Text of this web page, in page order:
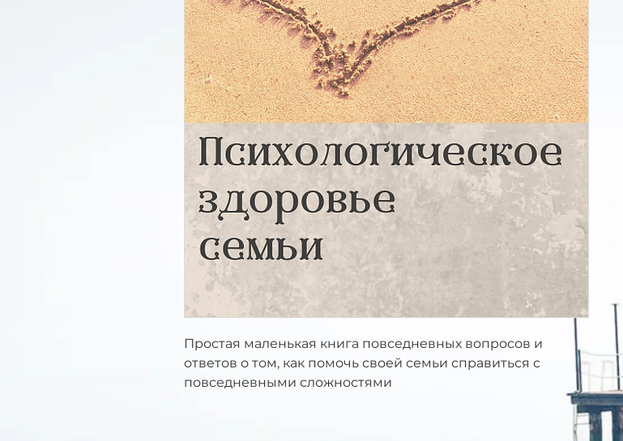
Простая маленькая книга повседневных вопросов и
ответов о том, как помочь своей семьи справиться с
повседневными сложностями